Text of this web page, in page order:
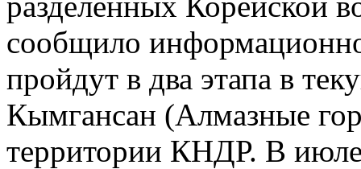
сообщило
пройдут в два этапа в
Кымгансан (Алмазные
территории КНДР. В